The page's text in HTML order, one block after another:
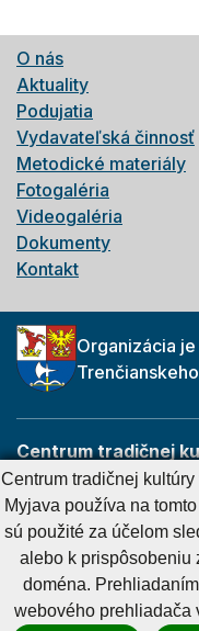
O nás
Aktuality
Podujatia
Vydavateľská činnosť
Metodické materiály
Fotogaléria
Videogaléria
Dokumenty
Kontakt
Organizácia
Centrum tradičnej
Partizánska 290/17
907 01 Myjava
Cookies nastavenie
Technický prevádzkovateľ
Centrum tradičnej
Myjava používa na
sú použité za účelom
alebo k prispôsobeniu
doména.
webového prehliadača